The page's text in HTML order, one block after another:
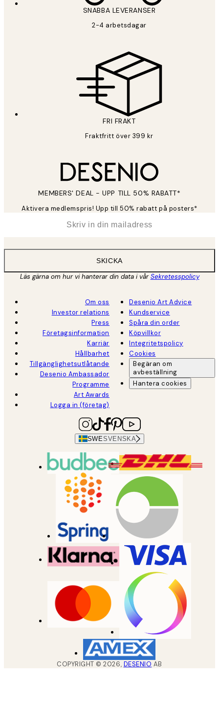
SNABBA LEVERANSER
2-4 arbetsdagar
FRI FRAKT
Fraktfritt över 399 kr
MEMBERS' DEAL - UPP TILL 50% RABATT*
Aktivera medlemspris! Upp till 50% rabatt på posters*
SKICKA
Läs gärna om hur vi hanterar din data i vårSekretesspolicy
Om oss
Investor relations
Press
Företagsinformation
Karriär
Hållbarhet
Tillgänglighetsutlåtande
Desenio Ambassador
Programme
Art Awards
Logga in (företag)
Desenio Art Advice
Kundservice
Spåra din order
Köpvillkor
Integritetspolicy
Cookies
Begäran om
avbeställning
Hantera cookies
SWESVENSKA
COPYRIGHT ©2026, DESENIO AB